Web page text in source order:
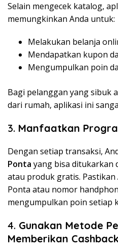
Selain mengecek katalog,
memungkinkan Anda untuk:
Melakukan belanja
Mendapatkan kupon
Mengumpulkan poin
Bagi pelanggan yang sibuk
dari rumah, aplikasi ini
3. Manfaatkan
Dengan setiap transaksi,
Ponta yang bisa ditukarkan
atau produk gratis.
Ponta atau nomor
mengumpulkan poin setiap
4. Gunakan Metode
Memberikan Cashback